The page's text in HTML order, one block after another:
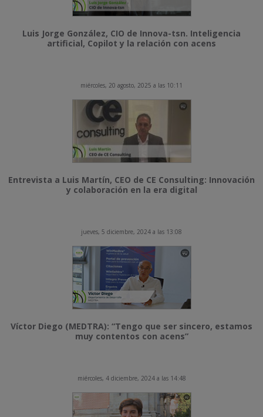
Luis Jorge González, CIO de Innova-tsn. Inteligencia
artificial, Copilot y la relación con acens
miércoles, 20 agosto, 2025 a las 10:11
Entrevista a Luis Martín, CEO de CE Consulting: Innovación
y colaboración en la era digital
jueves, 5 diciembre, 2024 a las 13:08
Víctor Diego (MEDTRA): “Tengo que ser sincero, estamos
muy contentos con acens”
miércoles, 4 diciembre, 2024 a las 14:48